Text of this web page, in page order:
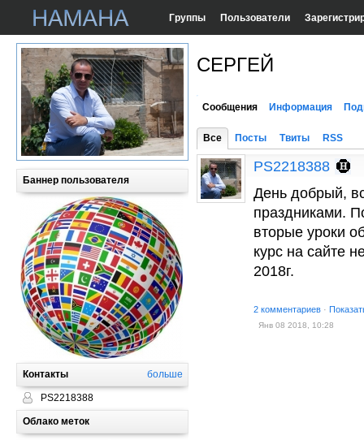
Группы Пользователи
Баннер пользователя
Контакты больше
PS2218388
Облако меток
СЕРГЕЙ
Сообщения Информация
Все Посты Твиты RSS
PS2218388
День добрый,
праздниками.
вторые уроки
курс на сайте
2018г.
2 комментариев ·
Янв 08 2018, 10:28